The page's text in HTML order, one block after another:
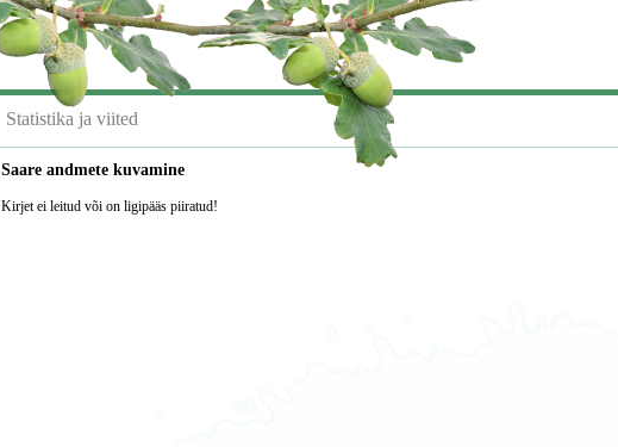
Statistika ja viited
Saare andmete kuvamine
Kirjet ei leitud või on ligipääs piiratud!